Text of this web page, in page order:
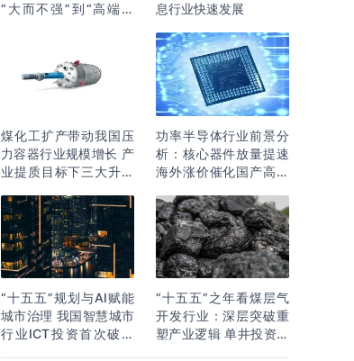
“大而不强”到“高端突
息行业快速发展
煤化工扩产带动我国压
力容器行业规模增长 产
业提质目标下三大升级
功率半导体行业前景分
析：核心器件放量提速
海外涨价催化国产高端
“十五五”规划与AI赋能
城市治理 我国智慧城市
行业ICT投资首次破万
“十五五”之年看煤层气
开发行业：深层突破重
塑产业逻辑 单井投资成